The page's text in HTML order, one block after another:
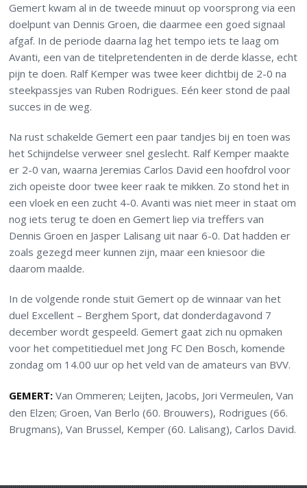
Gemert kwam al in de tweede minuut op voorsprong via een
doelpunt van Dennis Groen, die daarmee een goed signaal
afgaf. In de periode daarna lag het tempo iets te laag om
Avanti, een van de titelpretendenten in de derde klasse, echt
pijn te doen. Ralf Kemper was twee keer dichtbij de 2-0 na
steekpassjes van Ruben Rodrigues. Eén keer stond de paal
succes in de weg.
Na rust schakelde Gemert een paar tandjes bij en toen was
het Schijndelse verweer snel geslecht. Ralf Kemper maakte
er 2-0 van, waarna Jeremias Carlos David een hoofdrol voor
zich opeiste door twee keer raak te mikken. Zo stond het in
een vloek en een zucht 4-0. Avanti was niet meer in staat om
nog iets terug te doen en Gemert liep via treffers van
Dennis Groen en Jasper Lalisang uit naar 6-0. Dat hadden er
zoals gezegd meer kunnen zijn, maar een kniesoor die
daarom maalde.
In de volgende ronde stuit Gemert op de winnaar van het
duel Excellent – Berghem Sport, dat donderdagavond 7
december wordt gespeeld. Gemert gaat zich nu opmaken
voor het competitieduel met Jong FC Den Bosch, komende
zondag om 14.00 uur op het veld van de amateurs van BVV.
GEMERT: Van Ommeren; Leijten, Jacobs, Jori Vermeulen, Van
den Elzen; Groen, Van Berlo (60. Brouwers), Rodrigues (66.
Brugmans), Van Brussel, Kemper (60. Lalisang), Carlos David.